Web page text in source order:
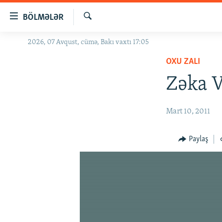
BÖLMƏLƏR
GÜNDƏM
Axtar
2026, 07 Avqust, cümə, Bakı vaxtı 17:05
OXU ZALI
Zəka
Mart 10, 2011
Paylaş